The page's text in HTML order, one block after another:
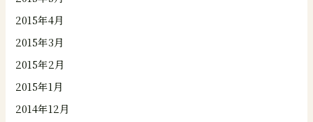
2015年4月
2015年3月
2015年2月
2015年1月
2014年12月